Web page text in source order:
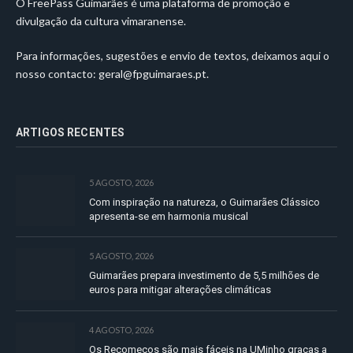
O FreePass Guimarães é uma plataforma de promoção e
divulgação da cultura vimaranense.
Para informações, sugestões e envio de textos, deixamos aqui o
nosso contacto: geral@fpguimaraes.pt.
ARTIGOS RECENTES
5 AGOSTO, 2026
Com inspiração na natureza, o Guimarães Clássico
apresenta-se em harmonia musical
5 AGOSTO, 2026
Guimarães prepara investimento de 5,5 milhões de
euros para mitigar alterações climáticas
4 AGOSTO, 2026
Os Recomeços são mais fáceis na UMinho graças a